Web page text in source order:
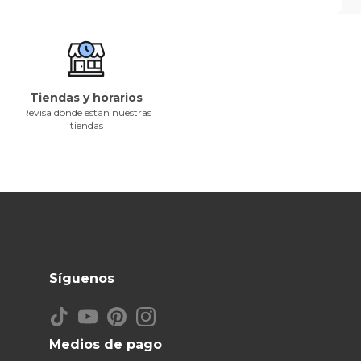
Tiendas y horarios
Revisa dónde están nuestras
tiendas
Medios de pago
Síguenos